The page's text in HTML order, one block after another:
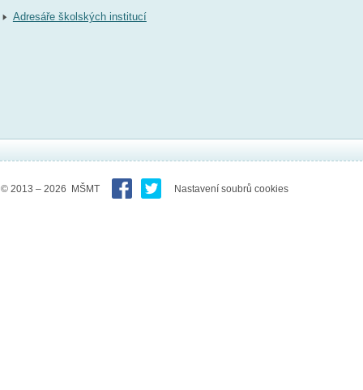
Adresáře školských institucí
© 2013 – 2026 MŠMT Nastavení soubrů cookies